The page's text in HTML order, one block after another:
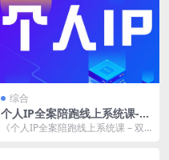
综合
个人IP全案陪跑线上系统课-双
域闭环落地实操课
《个人IP全案陪跑线上系统课 – 双